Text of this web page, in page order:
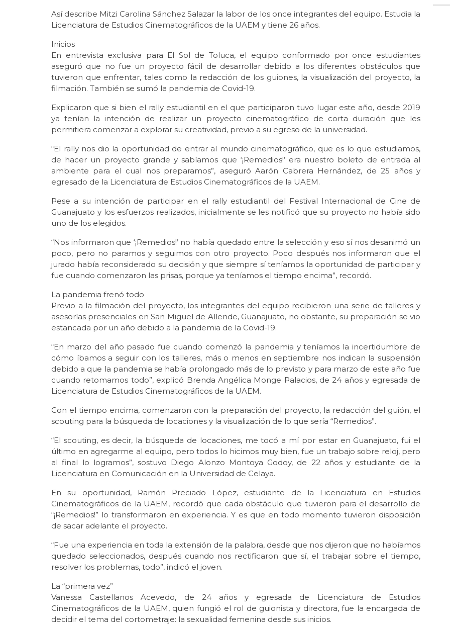
Así describe Mitzi Carolina Sánchez Salazar la labor de los once integrantes del equipo. Estudia la
Licenciatura de Estudios Cinematográficos de la UAEM y tiene 26 años.
Inicios
En entrevista exclusiva para El Sol de Toluca, el equipo conformado por once estudiantes
aseguró que no fue un proyecto fácil de desarrollar debido a los diferentes obstáculos que
tuvieron que enfrentar, tales como la redacción de los guiones, la visualización del proyecto, la
filmación. También se sumó la pandemia de Covid-19.
Explicaron que si bien el rally estudiantil en el que participaron tuvo lugar este año, desde 2019
ya tenían la intención de realizar un proyecto cinematográfico de corta duración que les
permitiera comenzar a explorar su creatividad, previo a su egreso de la universidad.
“El rally nos dio la oportunidad de entrar al mundo cinematográfico, que es lo que estudiamos,
de hacer un proyecto grande y sabíamos que ‘¡Remedios!’ era nuestro boleto de entrada al
ambiente para el cual nos preparamos”, aseguró Aarón Cabrera Hernández, de 25 años y
egresado de la Licenciatura de Estudios Cinematográficos de la UAEM.
Pese a su intención de participar en el rally estudiantil del Festival Internacional de Cine de
Guanajuato y los esfuerzos realizados, inicialmente se les notificó que su proyecto no había sido
uno de los elegidos.
“Nos informaron que ‘¡Remedios!’ no había quedado entre la selección y eso sí nos desanimó un
poco, pero no paramos y seguimos con otro proyecto. Poco después nos informaron que el
jurado había reconsiderado su decisión y que siempre sí teníamos la oportunidad de participar y
fue cuando comenzaron las prisas, porque ya teníamos el tiempo encima”, recordó.
La pandemia frenó todo
Previo a la filmación del proyecto, los integrantes del equipo recibieron una serie de talleres y
asesorías presenciales en San Miguel de Allende, Guanajuato, no obstante, su preparación se vio
estancada por un año debido a la pandemia de la Covid-19.
“En marzo del año pasado fue cuando comenzó la pandemia y teníamos la incertidumbre de
cómo íbamos a seguir con los talleres, más o menos en septiembre nos indican la suspensión
debido a que la pandemia se había prolongado más de lo previsto y para marzo de este año fue
cuando retomamos todo”, explicó Brenda Angélica Monge Palacios, de 24 años y egresada de
Licenciatura de Estudios Cinematográficos de la UAEM.
Con el tiempo encima, comenzaron con la preparación del proyecto, la redacción del guión, el
scouting para la búsqueda de locaciones y la visualización de lo que sería “Remedios”.
“El scouting, es decir, la búsqueda de locaciones, me tocó a mí por estar en Guanajuato, fui el
último en agregarme al equipo, pero todos lo hicimos muy bien, fue un trabajo sobre reloj, pero
al final lo logramos”, sostuvo Diego Alonzo Montoya Godoy, de 22 años y estudiante de la
Licenciatura en Comunicación en la Universidad de Celaya.
En su oportunidad, Ramón Preciado López, estudiante de la Licenciatura en Estudios
Cinematográficos de la UAEM, recordó que cada obstáculo que tuvieron para el desarrollo de
“¡Remedios!” lo transformaron en experiencia. Y es que en todo momento tuvieron disposición
de sacar adelante el proyecto.
“Fue una experiencia en toda la extensión de la palabra, desde que nos dijeron que no habíamos
quedado seleccionados, después cuando nos rectificaron que sí, el trabajar sobre el tiempo,
resolver los problemas, todo”, indicó el joven.
La “primera vez”
Vanessa Castellanos Acevedo, de 24 años y egresada de Licenciatura de Estudios
Cinematográficos de la UAEM, quien fungió el rol de guionista y directora, fue la encargada de
decidir el tema del cortometraje: la sexualidad femenina desde sus inicios.